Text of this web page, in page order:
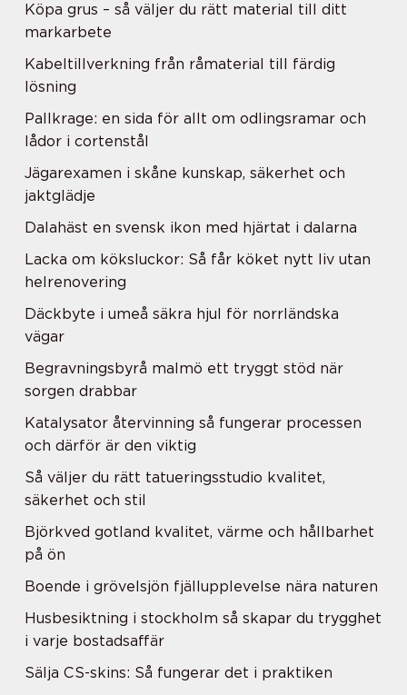
Köpa grus – så väljer du rätt material till ditt
markarbete
Kabeltillverkning från råmaterial till färdig
lösning
Pallkrage: en sida för allt om odlingsramar och
lådor i cortenstål
Jägarexamen i skåne kunskap, säkerhet och
jaktglädje
Dalahäst en svensk ikon med hjärtat i dalarna
Lacka om köksluckor: Så får köket nytt liv utan
helrenovering
Däckbyte i umeå säkra hjul för norrländska
vägar
Begravningsbyrå malmö ett tryggt stöd när
sorgen drabbar
Katalysator återvinning så fungerar processen
och därför är den viktig
Så väljer du rätt tatueringsstudio kvalitet,
säkerhet och stil
Björkved gotland kvalitet, värme och hållbarhet
på ön
Boende i grövelsjön fjällupplevelse nära naturen
Husbesiktning i stockholm så skapar du trygghet
i varje bostadsaffär
Sälja CS-skins: Så fungerar det i praktiken